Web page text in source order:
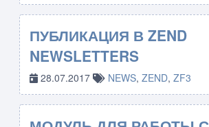
ПУБЛИКАЦИЯ В ZEND
NEWSLETTERS
28.07.2017 NEWS, ZEND, ZF3